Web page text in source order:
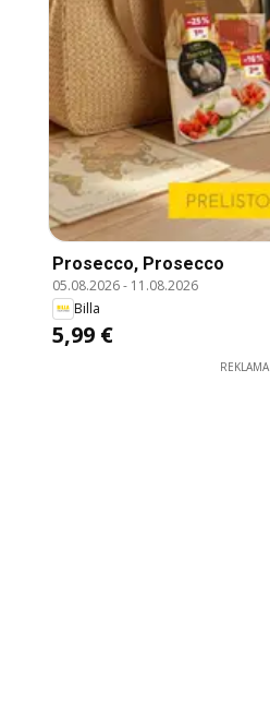
Prosecco, Prosecco
05.08.2026- 11.08.2026
Billa
5,99 €
REKLAMA